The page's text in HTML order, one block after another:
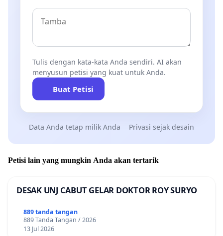
Tulis dengan kata-kata Anda sendiri. AI akan
menyusun petisi yang kuat untuk Anda.
Buat Petisi
Data Anda tetap milik Anda Privasi sejak desain
Petisi lain yang mungkin Anda akan tertarik
DESAK UNJ CABUT GELAR DOKTOR ROY SURYO
889 tanda tangan
889 Tanda Tangan / 2026
13 Jul 2026